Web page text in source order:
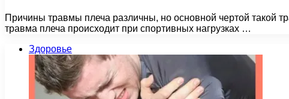
Причины травмы плеча различны, но основной чертой такой
травма плеча происходит при спортивных нагрузках …
Здоровье